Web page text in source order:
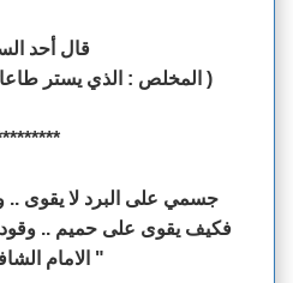
قال أحد
( المخلص : الذي يستر
جسمي على البرد لا يقوى ..
فكيف يقوى على حميم ..
" الامام